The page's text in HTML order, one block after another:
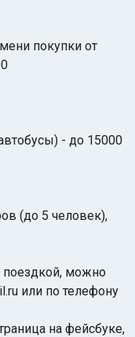
покупки от
- до 15000
(до 5 человек),
можно
или по телефону
на фейсбуке,